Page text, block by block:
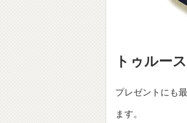
トゥルー
プレゼントにも
ます。